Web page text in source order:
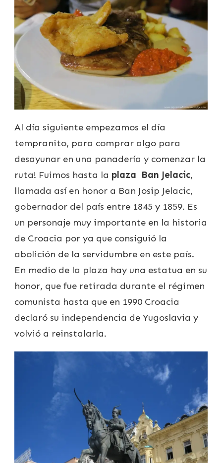
Al día siguiente empezamos el día
tempranito, para comprar algo para
desayunar en una panadería y comenzar la
ruta! Fuimos hasta la plaza Ban Jelacic,
llamada así en honor a Ban Josip Jelacic,
gobernador del país entre 1845 y 1859. Es
un personaje muy importante en la historia
de Croacia por ya que consiguió la
abolición de la servidumbre en este país.
En medio de la plaza hay una estatua en su
honor, que fue retirada durante el régimen
comunista hasta que en 1990 Croacia
declaró su independencia de Yugoslavia y
volvió a reinstalarla.